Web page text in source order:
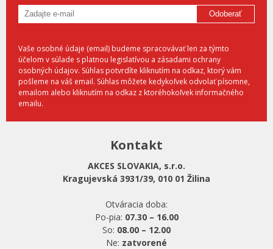
Odoberať
Vaše osobné údaje (email) budeme spracovávať len za týmto
účelom v súlade s platnou legislatívou a zásadami ochrany
osobných údajov. Súhlas potvrdíte kliknutím na odkaz, ktorý vám
pošleme na váš email. Súhlas môžete kedykoľvek odvolať písomne,
emailom alebo kliknutím na odkaz z ktoréhokoľvek informačného
emailu.
Kontakt
AKCES SLOVAKIA, s.r.o.
Kragujevská 3931/39, 010 01 Žilina
Otváracia doba:
Po-pia: 07.30 – 16.00
So: 08.00 – 12.00
Ne: zatvorené